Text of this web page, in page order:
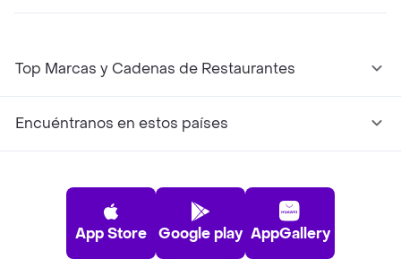
Top Marcas y Cadenas de Restaurantes
Encuéntranos en estos países
App Store Google play AppGallery